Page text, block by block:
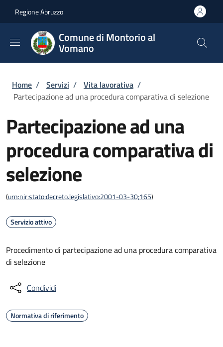
Regione Abruzzo
Comune di Montorio al
Vomano
Briciole di pane
Home / Servizi / Vita lavorativa /
Partecipazione ad una procedura comparativa di selezione
Partecipazione ad una
procedura comparativa di
selezione
(urn:nir:stato:decreto.legislativo:2001-03-30;165)
Servizio attivo
Procedimento di partecipazione ad una procedura comparativa
di selezione
Condividi
Normativa di riferimento